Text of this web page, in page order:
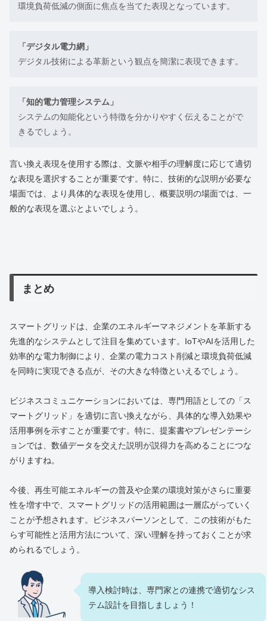
環境負荷低減の側面に焦点を当てた表現となっています。
「デジタル電力網」
デジタル技術による革新という観点を簡潔に表現できます。
「知的電力管理システム」
システムの知能化という特徴を分かりやすく伝えることがで
きるでしょう。
言い換え表現を使用する際は、文脈や相手の理解度に応じて適切
な表現を選択することが重要です。特に、技術的な説明が必要な
場面では、より具体的な表現を使用し、概要説明の場面では、一
般的な表現を選ぶとよいでしょう。
まとめ
スマートグリッドは、企業のエネルギーマネジメントを革新する
先進的なシステムとして注目を集めています。IoTやAIを活用した
効率的な電力制御により、企業の電力コスト削減と環境負荷低減
を同時に実現できる点が、その大きな特徴といえるでしょう。
ビジネスコミュニケーションにおいては、専門用語としての「ス
マートグリッド」を適切に言い換えながら、具体的な導入効果や
活用事例を示すことが重要です。特に、提案書やプレゼンテーシ
ョンでは、数値データを交えた説明が説得力を高めることにつな
がりますね。
今後、再生可能エネルギーの普及や企業の環境対策がさらに重要
性を増す中で、スマートグリッドの活用範囲は一層広がっていく
ことが予想されます。ビジネスパーソンとして、この技術がもた
らす可能性と活用方法について、深い理解を持っておくことが求
められるでしょう。
導入検討時は、専門家との連携で適切なシス
テム設計を目指しましょう！